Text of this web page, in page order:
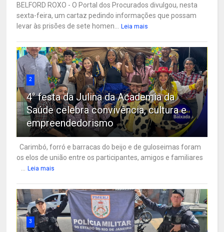
BELFORD ROXO - O Portal dos Procurados divulgou, nesta
sexta-feira, um cartaz pedindo informações que possam
levar às prisões de sete homen...
Leia mais
2
4° festa da Julina da Academia da
Saúde celebra convivência, cultura e
empreendedorismo
Carimbó, forró e barracas do beijo e de guloseimas foram
os elos de união entre os participantes, amigos e familiares
Leia mais
3